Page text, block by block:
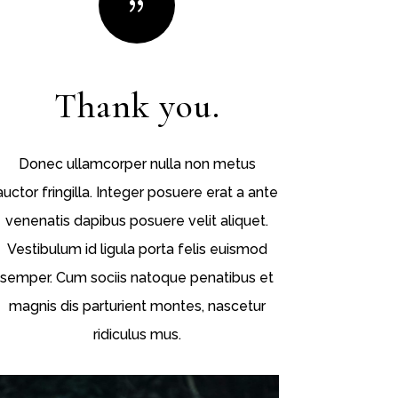
Thank you.
Donec ullamcorper nulla non metus
fringilla. Integer posuere erat a ante
venenatis dapibus posuere velit aliquet.
Vestibulum id ligula porta felis euismod
semper. Cum sociis natoque penatibus et
magnis dis parturient montes, nascetur
ridiculus mus.